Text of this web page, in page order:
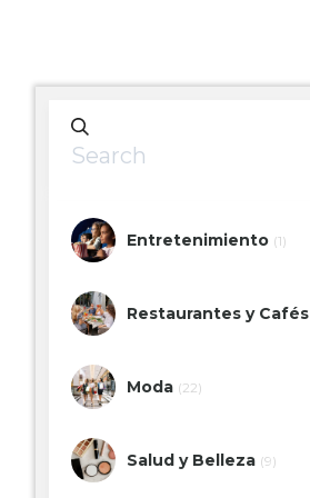
Entretenimiento (1)
Restaurantes y Cafés
Moda (22)
Salud y Belleza (9)